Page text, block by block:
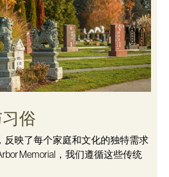
俗
反映了每个家庭和文化的独特需求
Memorial，我们遵循这些传统